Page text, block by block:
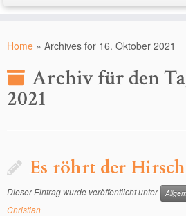
Inhalt
Home » Archives for 16. Oktober 2021
Archiv für den
2021
Es röhrt der
Dieser Eintrag wurde veröffentlicht unter
Christian